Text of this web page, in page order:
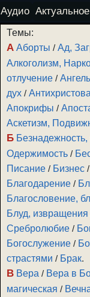
Аудио Актуальное
Темы:
А Аборты /Ад,
Алкоголизм,
отлучение /
дух /
Апокрифы /
Аскетизм,
Б Безнадежность,
Одержимость /
Писание / Бизнес /
Благодарение /
Благословение,
Блуд, извращения
Сребролюбие /
Богослужение /
страстями / Брак.
В Вера / Вера в
магическая /